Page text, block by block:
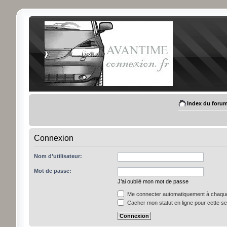
Index du
Connexion
Nom d’utilisateur:
Mot de passe:
J’ai oublié mon mot de passe
Me connecter automatiquement à
Cacher mon statut en ligne pour cette